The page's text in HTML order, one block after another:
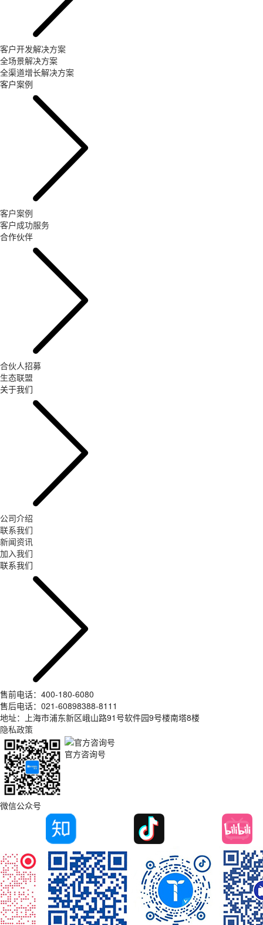
客户开发解决方案
全场景解决方案
全渠道增长解决方案
客户案例
客户案例
客户成功服务
合作伙伴
合伙人招募
生态联盟
关于我们
公司介绍
联系我们
新闻资讯
加入我们
联系我们
售前电话：400-180-6080
售后电话：021-60898388-8111
地址：上海市浦东新区峨山路91号软件园9号楼南塔8楼
隐私政策
微信公众号
官方咨询号